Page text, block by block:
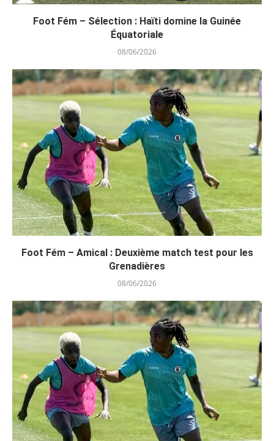
Foot Fém – Sélection : Haïti domine la Guinée
Équatoriale
08/06/2026
Foot Fém – Amical : Deuxième match test pour les
Grenadières
08/06/2026